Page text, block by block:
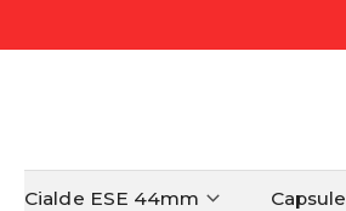
Cialde ESE 44mm Capsule